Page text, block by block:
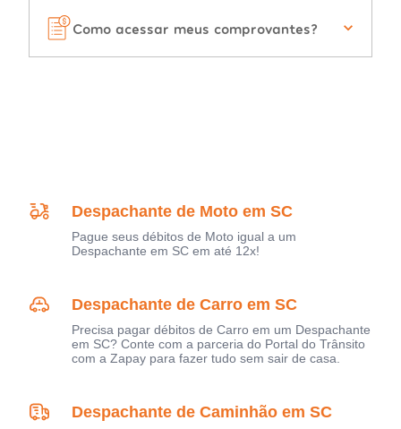
Como acessar meus comprovantes?
Despachante de Moto em SC
Pague seus débitos de Moto igual a um
Despachante em SC em até 12x!
Despachante de Carro em SC
Precisa pagar débitos de Carro em um Despachante
em SC? Conte com a parceria do Portal do Trânsito
com a Zapay para fazer tudo sem sair de casa.
Despachante de Caminhão em SC